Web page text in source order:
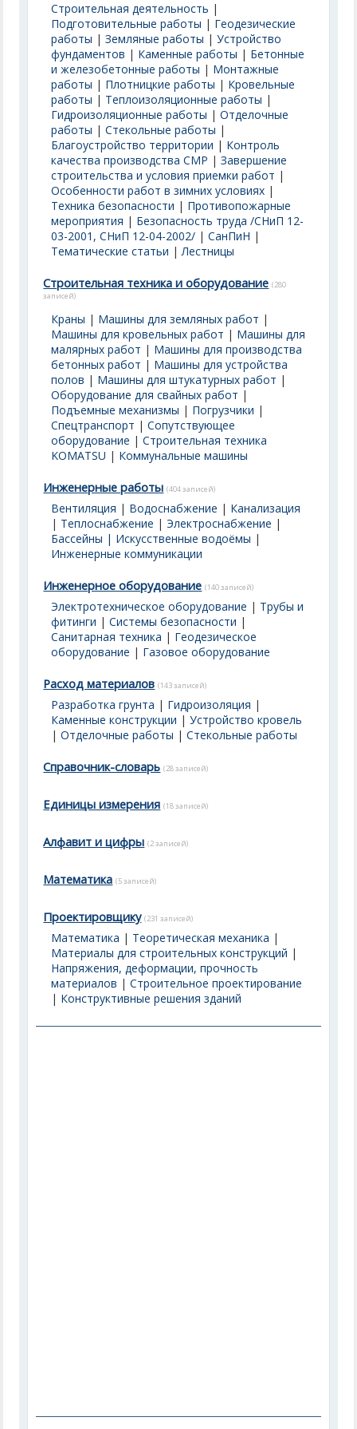
Строительная деятельность |
Подготовительные работы | Геодезические
работы |Земляные работы |Устройство
фундаментов | Каменные работы | Бетонные
и железобетонные работы | Монтажные
работы | Плотницкие работы | Кровельные
работы | Теплоизоляционные работы |
Гидроизоляционные работы |Отделочные
работы |Стекольные работы |
Благоустройство территории | Контроль
качества производства СМР |Завершение
строительства и условия приемки работ |
Особенности работ в зимних условиях |
Техника безопасности | Противопожарные
мероприятия | Безопасность труда /СНиП 12-
03-2001, СНиП 12-04-2002/ |СанПиН |
Тематические статьи |Лестницы
Строительная техника и оборудование (280
записей)
Краны | Машины для земляных работ |
Машины для кровельных работ | Машины для
малярных работ | Машины для производства
бетонных работ | Машины для устройства
полов | Машины для штукатурных работ |
Оборудование для свайных работ |
Подъемные механизмы | Погрузчики |
Спецтранспорт |Сопутствующее
оборудование |Строительная техника
KOMATSU | Коммунальные машины
Инженерные работы (404 записей)
Вентиляция | Водоснабжение | Канализация
| Теплоснабжение |Электроснабжение |
Бассейны | Искусственные водоёмы |
Инженерные коммуникации
Инженерное оборудование (140 записей)
Электротехническое оборудование | Трубы и
фитинги |Системы безопасности |
Санитарная техника | Геодезическое
оборудование | Газовое оборудование
Расход материалов (143 записей)
Разработка грунта | Гидроизоляция |
Каменные конструкции |Устройство кровель
|Отделочные работы |Стекольные работы
Справочник-словарь (28 записей)
Единицы измерения (18 записей)
Алфавит и цифры (2 записей)
Математика (5 записей)
Проектировщику (231 записей)
Математика | Теоретическая механика |
Материалы для строительных конструкций |
Напряжения, деформации, прочность
материалов |Строительное проектирование
| Конструктивные решения зданий